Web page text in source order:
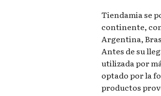
Tiendamia se
continente,
Argentina,
Antes de su
utilizada por
optado por la
productos